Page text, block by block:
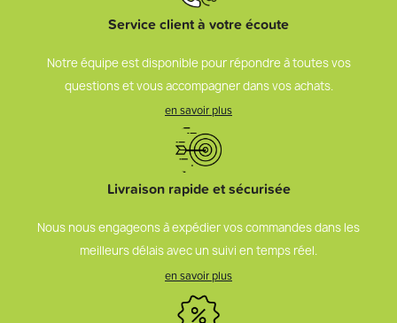
Service client à votre écoute
Notre équipe est disponible pour répondre à toutes vos
questions et vous accompagner dans vos achats.
en savoir plus
Livraison rapide et sécurisée
Nous nous engageons à expédier vos commandes dans les
meilleurs délais avec un suivi en temps réel.
en savoir plus